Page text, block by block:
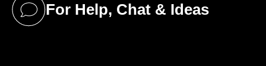
For Help, Chat & Ideas
(opens in a new tab)